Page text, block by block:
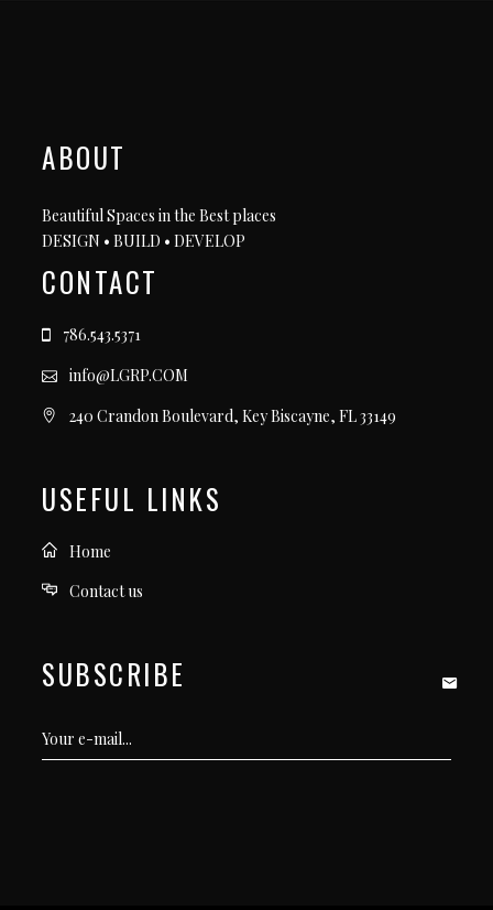
ABOUT
Beautiful Spaces in the Best places
DESIGN • BUILD • DEVELOP
CONTACT
786.543.5371
info@LGRP.COM
240 Crandon Boulevard, Key Biscayne, FL 33149
USEFUL LINKS
Home
Contact us
SUBSCRIBE